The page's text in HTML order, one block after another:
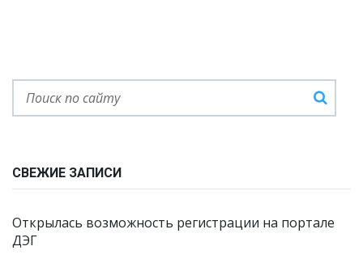
СВЕЖИЕ ЗАПИСИ
Открылась возможность регистрации на портале
ДЭГ